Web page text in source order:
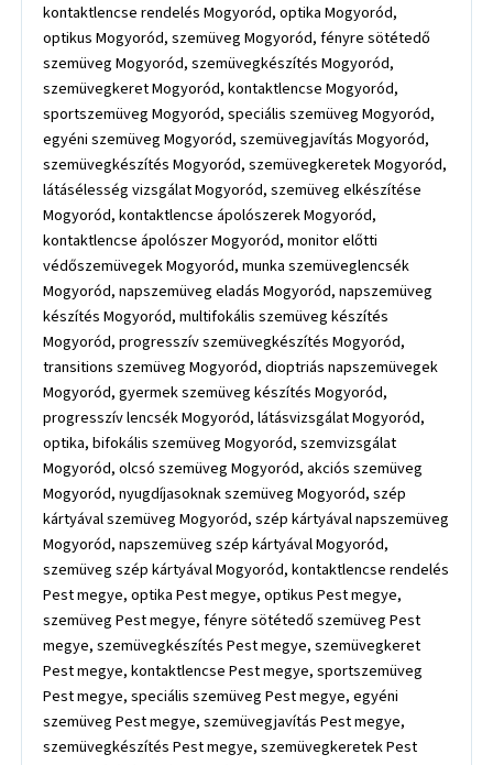
kontaktlencse rendelés Mogyoród, optika Mogyoród,
optikus Mogyoród, szemüveg Mogyoród, fényre sötétedő
szemüveg Mogyoród, szemüvegkészítés Mogyoród,
szemüvegkeret Mogyoród, kontaktlencse Mogyoród,
sportszemüveg Mogyoród, speciális szemüveg Mogyoród,
egyéni szemüveg Mogyoród, szemüvegjavítás Mogyoród,
szemüvegkészítés Mogyoród, szemüvegkeretek Mogyoród,
látásélesség vizsgálat Mogyoród, szemüveg elkészítése
Mogyoród, kontaktlencse ápolószerek Mogyoród,
kontaktlencse ápolószer Mogyoród, monitor előtti
védőszemüvegek Mogyoród, munka szemüveglencsék
Mogyoród, napszemüveg eladás Mogyoród, napszemüveg
készítés Mogyoród, multifokális szemüveg készítés
Mogyoród, progresszív szemüvegkészítés Mogyoród,
transitions szemüveg Mogyoród, dioptriás napszemüvegek
Mogyoród, gyermek szemüveg készítés Mogyoród,
progresszív lencsék Mogyoród, látásvizsgálat Mogyoród,
optika, bifokális szemüveg Mogyoród, szemvizsgálat
Mogyoród, olcsó szemüveg Mogyoród, akciós szemüveg
Mogyoród, nyugdíjasoknak szemüveg Mogyoród, szép
kártyával szemüveg Mogyoród, szép kártyával napszemüveg
Mogyoród, napszemüveg szép kártyával Mogyoród,
szemüveg szép kártyával Mogyoród, kontaktlencse rendelés
Pest megye, optika Pest megye, optikus Pest megye,
szemüveg Pest megye, fényre sötétedő szemüveg Pest
megye, szemüvegkészítés Pest megye, szemüvegkeret
Pest megye, kontaktlencse Pest megye, sportszemüveg
Pest megye, speciális szemüveg Pest megye, egyéni
szemüveg Pest megye, szemüvegjavítás Pest megye,
szemüvegkészítés Pest megye, szemüvegkeretek Pest